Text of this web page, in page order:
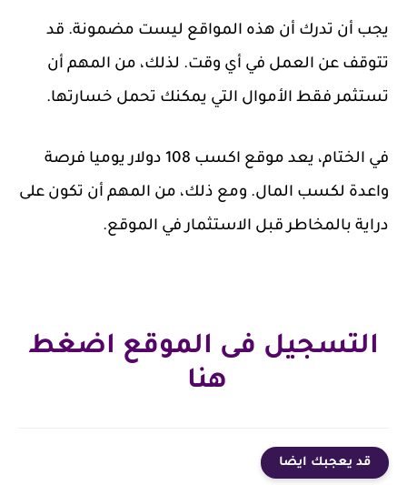
يجب أن تدرك أن هذه المواقع ليست مضمونة. قد
تتوقف عن العمل في أي وقت. لذلك، من المهم أن
تستثمر فقط الأموال التي يمكنك تحمل خسارتها.
في الختام، يعد موقع اكسب 108 دولار يوميا فرصة
واعدة لكسب المال. ومع ذلك، من المهم أن تكون على
دراية بالمخاطر قبل الاستثمار في الموقع.
التسجيل فى الموقع اضغط
هنا
قد يعجبك ايضا